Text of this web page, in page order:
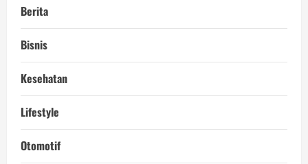
Berita
Bisnis
Kesehatan
Lifestyle
Otomotif